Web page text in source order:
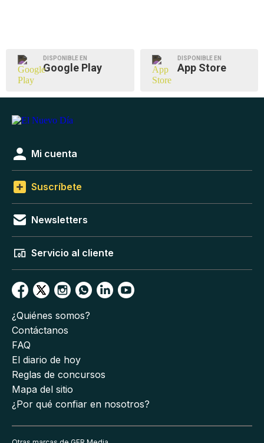
DISPONIBLE EN
Google Play
DISPONIBLE EN
App Store
Mi cuenta
Suscríbete
Newsletters
Servicio al cliente
¿Quiénes somos?
Contáctanos
FAQ
El diario de hoy
Reglas de concursos
Mapa del sitio
¿Por qué confiar en nosotros?